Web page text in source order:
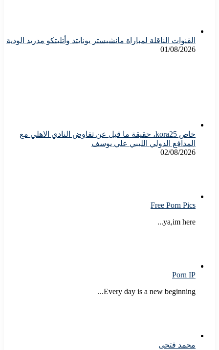
القنوات الناقلة لمباراة مانشيستر يونايتد وأتليتكو مدريد الودية
01/08/2026
خاص kora25، حقيقة ما قيل عن تفاوض النادي الاهلي مع
المدافع الدولي الليبي علي يوسف
02/08/2026
Free Porn Pics
ya,im here...
Porn IP
Every day is a new beginning...
محمد فتحى